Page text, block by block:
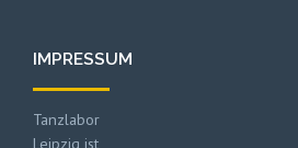
IMPRESSUM
Tanzlabor
Leipzig ist